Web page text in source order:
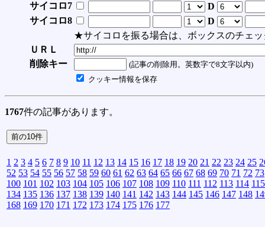
サイコロ7
D
サイコロ8
D
★サイコロを振る場合は、ボックスのチェッ
ＵＲＬ
削除キー
(記事の削除用。英数字で8文字以内)
クッキー情報を保存
1767件の記事があります。
1 2 3 4 5 6 7 8 9 10 11 12 13 14 15 16 17 18 19 20 21 22 23 24 25
52 53 54 55 56 57 58 59 60 61 62 63 64 65 66 67 68 69 70 71 72 73
100 101 102 103 104 105 106 107 108 109 110 111 112 113 114 115
134 135 136 137 138 139 140 141 142 143 144 145 146 147 148
168 169 170 171 172 173 174 175 176 177